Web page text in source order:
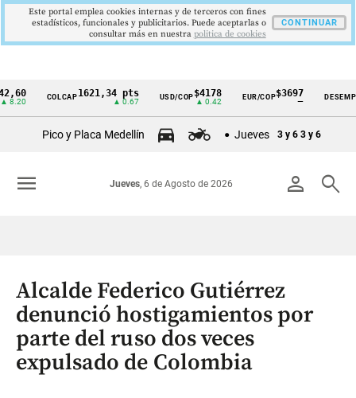
Cintillo
Colombia
COLCAP1621,34 pts
▲ 0.67
USD/COP$4178
▲ 0.42
EUR/COP$3697 DESEMPLEO
▼
Pico y Placa Medellín Jueves 3 y 6 3 y 6
person search
Jueves, 6 de Agosto de 2026
menu
Alcalde Federico Gutiérrez
denunció hostigamientos por
parte del ruso dos veces
expulsado de Colombia
Este portal emplea cookies internas y de terceros con fines
estadísticos, funcionales y publicitarios. Puede aceptarlas o
consultar más en nuestra politica de cookies
CONTINUAR